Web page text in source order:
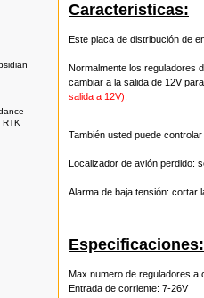
Caracteristicas:
Este placa de distribución de
Normalmente los reguladores
cambiar a la salida de 12V
salida a 12V).
También usted puede controlar
Localizador de avión perdido:
Alarma de baja tensión: cortar
Especificaciones:
Max numero de reguladores a
Entrada de corriente: 7-26V